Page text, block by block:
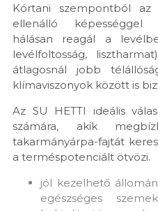
Kórtani szempontból
ellenálló képességgel
hálásan reagál a
levélfoltosság,
átlagosnál jobb
klímaviszonyok között is
Az SU HETTI ideális
számára, akik
takarmányárpa-fajtát
a terméspotenciált ötvözi.
jól kezelhető
egészséges